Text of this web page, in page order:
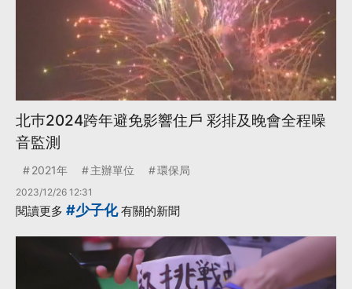
北巿2024跨年避免影響住戶 彩排及晚會全程噪
音監測
2021年 主辦單位 環保局
2023/12/26 12:31
閱讀更多 #少子化有關的新聞